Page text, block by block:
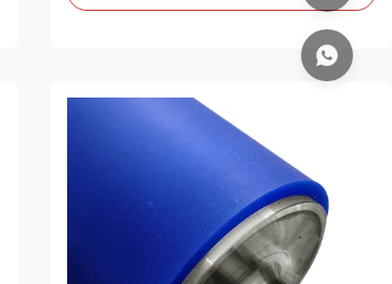
Frame & Plastic Handle It is a self-adhesive
removing products, it is effective on adhering
to hair, scurf, or other impurities, and easy to
transfer impurities to the sticky paper, so as
to ensure silicone long-term self-
adhesiveness. Four kinds of stickness to
choose : high stickness ,medium stickness